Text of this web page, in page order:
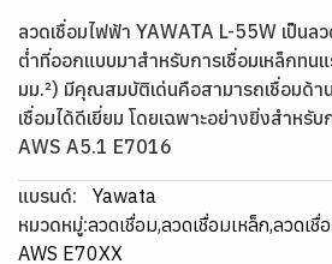
ลวดเชื่อมไฟฟ้า YAWATA L-55W เป็นลว
ต่ำที่ออกแบบมาสำหรับการเชื่อมเหล็กท
มม.²) มีคุณสมบัติเด่นคือสามารถเชื่อมด้า
เชื่อมได้ดีเยี่ยม โดยเฉพาะอย่างยิ่งสำหรั
AWS A5.1 E7016
แบรนด์:
Yawata
หมวดหมู่:ลวดเชื่อม,ลวดเชื่อมเหล็ก,ลวดเชื่
AWS E70XX